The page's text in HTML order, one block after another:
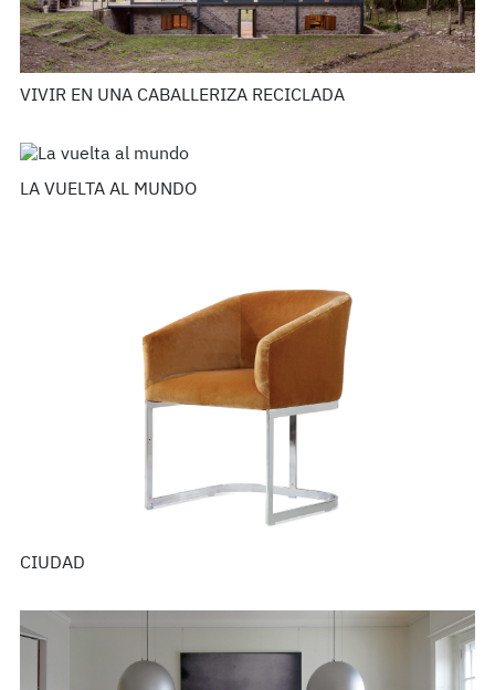
VIVIR EN UNA CABALLERIZA RECICLADA
LA VUELTA AL MUNDO
CIUDAD